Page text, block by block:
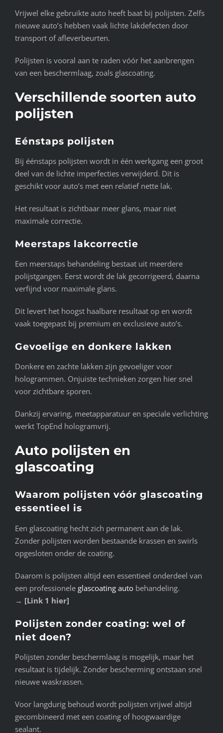
Vrijwel elke gebruikte auto heeft baat bij polijsten. Zelfs
nieuwe auto’s hebben vaak lichte lakdefecten door
transport of afleverbeurten.
Polijsten is vooral aan te raden vóór het aanbrengen
van een beschermlaag, zoals glascoating.
Verschillende soorten auto
polijsten
Eénstaps polijsten
Bij éénstaps polijsten wordt in één werkgang een groot
deel van de lichte imperfecties verwijderd. Dit is
geschikt voor auto’s met een relatief nette lak.
Het resultaat is zichtbaar meer glans, maar niet
maximale correctie.
Meerstaps lakcorrectie
Een meerstaps behandeling bestaat uit meerdere
polijstgangen. Eerst wordt de lak gecorrigeerd, daarna
verfijnd voor maximale glans.
Dit levert het hoogst haalbare resultaat op en wordt
vaak toegepast bij premium en exclusieve auto’s.
Gevoelige en donkere lakken
Donkere en zachte lakken zijn gevoeliger voor
hologrammen. Onjuiste technieken zorgen hier snel
voor zichtbare sporen.
Dankzij ervaring, meetapparatuur en speciale verlichting
werkt TopEnd hologramvrij.
Auto polijsten en
glascoating
Waarom polijsten vóór glascoating
essentieel is
Een glascoating hecht zich permanent aan de lak.
Zonder polijsten worden bestaande krassen en swirls
opgesloten onder de coating.
Daarom is polijsten altijd een essentieel onderdeel van
een professionele glascoating auto behandeling.
→ [Link 1 hier]
Polijsten zonder coating: wel of
niet doen?
Polijsten zonder beschermlaag is mogelijk, maar het
resultaat is tijdelijk. Zonder bescherming ontstaan snel
nieuwe waskrassen.
Voor langdurig behoud wordt polijsten vrijwel altijd
gecombineerd met een coating of hoogwaardige
sealant.